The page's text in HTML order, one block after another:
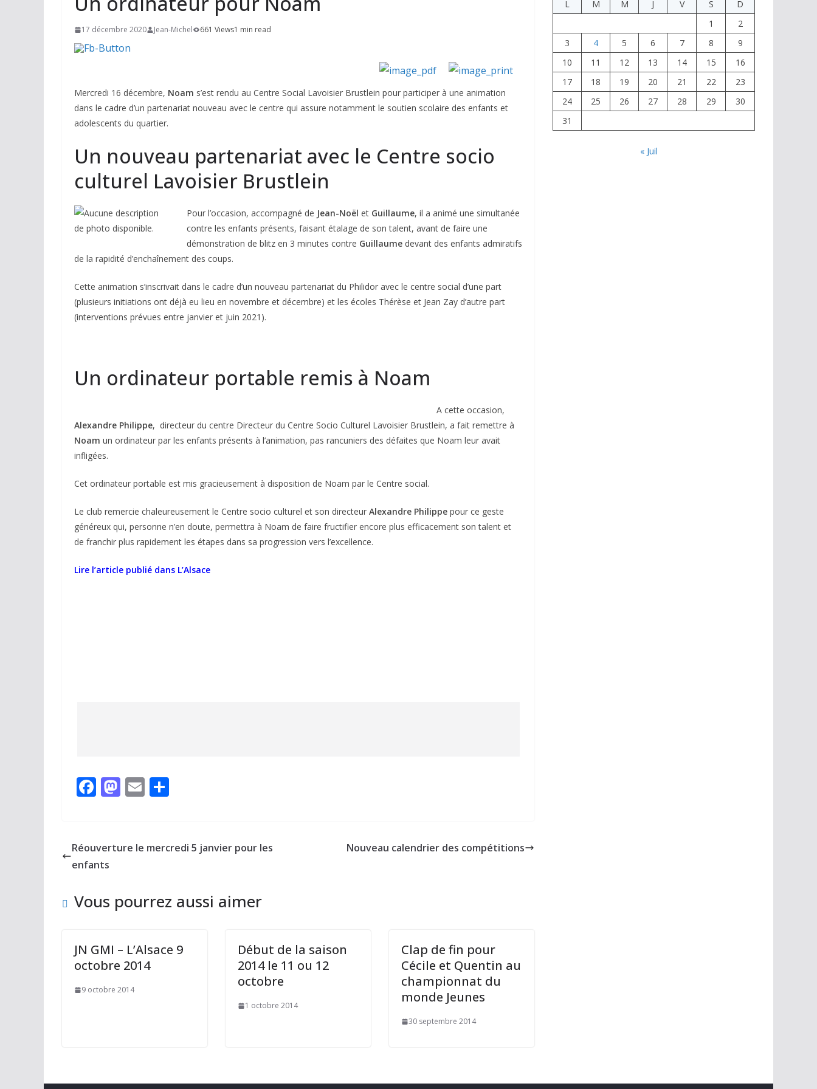
17 décembre 2020 Jean-Michel 661 Views1 min read
Mercredi 16 décembre, Noam s’est rendu au Centre Social Lavoisier Brustlein pour participer à une animation
dans le cadre d’un partenariat nouveau avec le centre qui assure notamment le soutien scolaire des enfants et
adolescents du quartier.
Un nouveau partenariat avec le Centre socio
culturel Lavoisier Brustlein
Pour l’occasion, accompagné de Jean-Noël et Guillaume, il a animé une simultanée
contre les enfants présents, faisant étalage de son talent, avant de faire une
démonstration de blitz en 3 minutes contre Guillaume devant des enfants admiratifs
de la rapidité d’enchaînement des coups.
Cette animation s’inscrivait dans le cadre d’un nouveau partenariat du Philidor avec le centre social d’une part
(plusieurs initiations ont déjà eu lieu en novembre et décembre) et les écoles Thérèse et Jean Zay d’autre part
(interventions prévues entre janvier et juin 2021).
Un ordinateur portable remis à Noam
A cette occasion,
Alexandre Philippe, directeur du centre Directeur du Centre Socio Culturel Lavoisier Brustlein, a fait remettre à
Noam un ordinateur par les enfants présents à l’animation, pas rancuniers des défaites que Noam leur avait
infligées.
Cet ordinateur portable est mis gracieusement à disposition de Noam par le Centre social.
Le club remercie chaleureusement le Centre socio culturel et son directeur Alexandre Philippe pour ce geste
généreux qui, personne n’en doute, permettra à Noam de faire fructifier encore plus efficacement son talent et
de franchir plus rapidement les étapes dans sa progression vers l’excellence.
Lire l’article publié dans L’Alsace
F
b
o
k
M
d
E
l g
Réouverture le mercredi 5 janvier pour les
enfants
Nouveau calendrier des compétitions
Vous pourrez aussi aimer
JN GMI – L’Alsace 9
octobre 2014
9 octobre 2014
Début de la saison
2014 le 11 ou 12
octobre
1 octobre 2014
Clap de fin pour
Cécile et Quentin au
championnat du
monde Jeunes
30 septembre 2014
L
M M J V S
D
1
2
3
4 5 6 7 8
9
10
11 12 13 14 15
16
17
18 19 20 21 22
23
24
25 26 27 28 29
30
31
« Juil